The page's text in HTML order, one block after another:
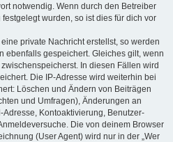
notwendig. Wenn durch den Betreiber
wurden, so ist dies für dich vor
private Nachricht erstellst, so werden
ebenfalls gespeichert. Gleiches gilt, wenn
In diesen Fällen wird
Die IP-Adresse wird weiterhin bei
Löschen und Ändern von Beiträgen
und Umfragen), Änderungen an
Kontoaktivierung, Benutzer-
Die von deinem Browser
(User Agent) wird nur in der „Wer